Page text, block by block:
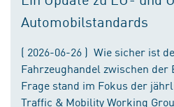
Automobilstandards
( 2026-06-26 ) Wie sicher ist
Fahrzeughandel zwischen der
Frage stand im Fokus der
Traffic & Mobility Working